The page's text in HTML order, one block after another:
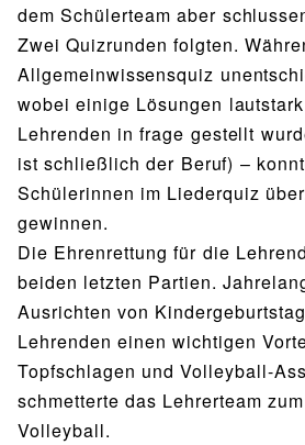
dem Schülerteam aber
Zwei Quizrunden folgten.
Allgemeinwissensquiz
wobei einige Lösungen
Lehrenden in frage gestellt
ist schließlich der Beruf) –
Schülerinnen im Liederquiz
gewinnen.
Die Ehrenrettung für die
beiden letzten Partien.
Ausrichten von
Lehrenden einen wichtigen
Topfschlagen und Volleyball-
schmetterte das Lehrerteam
Volleyball.